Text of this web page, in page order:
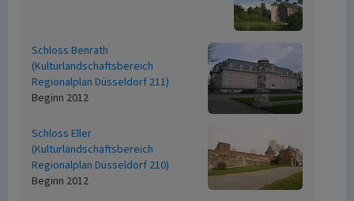
Schloss Benrath
(Kulturlandschaftsbereich
Regionalplan Düsseldorf 211)
Beginn 2012
Schloss Eller
(Kulturlandschaftsbereich
Regionalplan Düsseldorf 210)
Beginn 2012